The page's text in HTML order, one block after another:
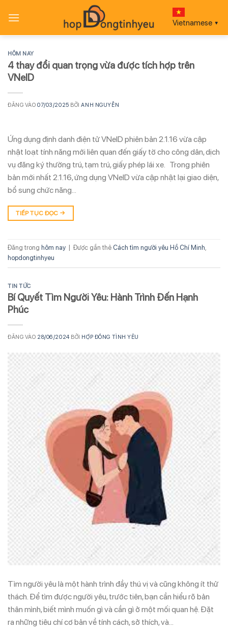
qua
Vietnamese ▼
HÔM NAY
4 thay đổi quan trọng vừa được tích hợp trên
VNeID
ĐĂNG VÀO07/03/2025 BỞIANH NGUYỄN
Ứng dụng định danh điện tử VNeID phiên bản 2.1.16 vừa cập
nhật loạt tính năng mới liên quan đến giấy tờ cho công dân, dịch
vụ đăng ký thường trú, tạm trú, giấy phép lái xe. Trong phiên
bản mới nhất 2.1.16, ứng dụng VNeID vừa cập nhật lại giao diện,
bổ sung chức năng…
TIẾP TỤC ĐỌC →
Đăng trong hôm nay Được gắn thẻ Cách tìm người yêu Hồ Chí Minh
hopdongtinhyeu
TIN TỨC
Bí Quyết Tìm Người Yêu: Hành Trình Đến Hạnh
Phúc
ĐĂNG VÀO 28/06/2024 BỞI HỢP ĐỒNG TÌNH YÊU
Tìm người yêu là một hành trình đầy thú vị và cũng không ít thử
thách. Để tìm được người yêu, trước tiên, bạn cần hiểu rõ bản
thân mình, biết mình muốn gì và cần gì ở một mối quan hệ. Đặt
ra những tiêu chí cơ bản về tính cách, sở thích, và…